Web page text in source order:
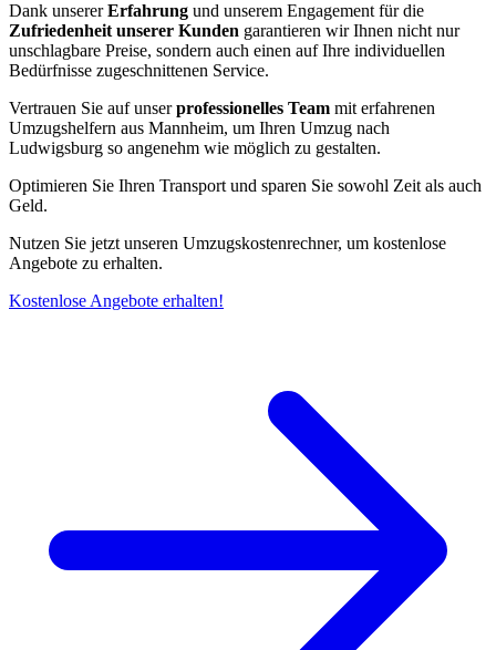
Dank unsererErfahrung und unserem Engagement für die
Zufriedenheit unserer Kunden garantieren wir Ihnen nicht nur
unschlagbare Preise, sondern auch einen auf Ihre individuellen
Bedürfnisse zugeschnittenen Service.
Vertrauen Sie auf unserprofessionelles Team mit erfahrenen
Umzugshelfern aus Mannheim, um Ihren Umzug nach
Ludwigsburg so angenehm wie möglich zu gestalten.
Optimieren Sie Ihren Transport und sparen Sie sowohl Zeit als auch
Geld.
Nutzen Sie jetzt unseren Umzugskostenrechner, um kostenlose
Angebote zu erhalten.
Kostenlose Angebote erhalten!